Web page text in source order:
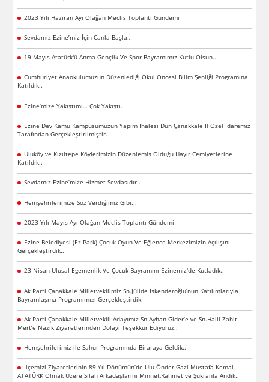
2023 Yılı Haziran Ayı Olağan Meclis Toplantı Gündemi
Sevdamız Ezine’miz İçin Canla Başla…
19 Mayıs Atatürk'ü Anma Gençlik Ve Spor Bayramımız Kutlu Olsun..
Cumhuriyet Anaokulumuzun Düzenlediği Okul Öncesi Bilim Şenliği Programına
Katıldık..
Ezine’mize Yakıştımı… Çok Yakıştı.
Ezine Dev Kamu Kampüsümüzün Yapım İhalesi Dün Çanakkale İl Özel İdaremiz
Tarafından Gerçekleştirilmiştir.
Uluköy ve Kızıltepe Köylerimizin Düzenlemiş Olduğu Hayır Cemiyetlerine
Katıldık..
Sevdamız Ezine’mize Hizmet Sevdasıdır..
Hemşehrilerimize Söz Verdiğimiz Gibi...
2023 Yılı Mayıs Ayı Olağan Meclis Toplantı Gündemi
Ezine Belediyesi (Ez Park) Çocuk Oyun Ve Eğlence Merkezimizin Açılışını
Gerçekleştirdik..
23 Nisan Ulusal Egemenlik Ve Çocuk Bayramını Ezinemiz'de Kutladık..
Ak Parti Çanakkale Milletvekilimiz Sn.Jülide İskenderoğlu’nun Katılımlarıyla
Bayramlaşma Programımızı Gerçekleştirdik.
Ak Parti Çanakkale Milletvekili Adayımız Sn.Ayhan Gider’e ve Sn.Halil Zahit
Mert’e Nazik Ziyaretlerinden Dolayı Teşekkür Ediyoruz..
Hemşehrilerimiz ile Sahur Programında Biraraya Geldik..
İlçemizi Ziyaretlerinin 89.Yıl Dönümün’de Ulu Önder Gazi Mustafa Kemal
ATATÜRK Olmak Üzere Silah Arkadaşlarını Minnet,Rahmet ve Şükranla Andık..